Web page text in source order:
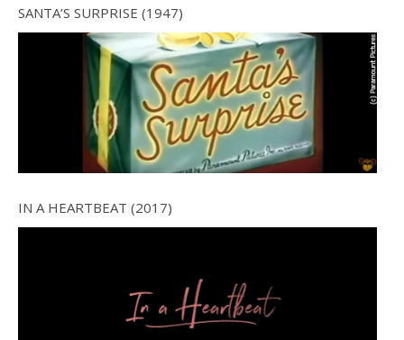
SANTA’S SURPRISE (1947)
IN A HEARTBEAT (2017)